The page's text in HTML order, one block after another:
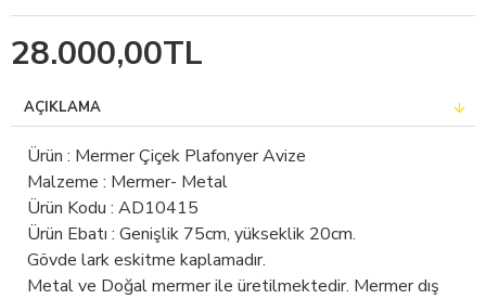
28.000,00TL
AÇIKLAMA
Ürün : Mermer Çiçek Plafonyer Avize
Malzeme : Mermer- Metal
Ürün Kodu : AD10415
Ürün Ebatı : Genişlik 75cm, yükseklik 20cm.
Gövde lark eskitme kaplamadır.
Metal ve Doğal mermer ile üretilmektedir. Mermer dış